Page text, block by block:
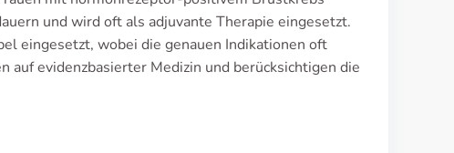
und wird oft als adjuvante Therapie eingesetzt.
eingesetzt, wobei die genauen Indikationen oft
evidenzbasierter Medizin und berücksichtigen die